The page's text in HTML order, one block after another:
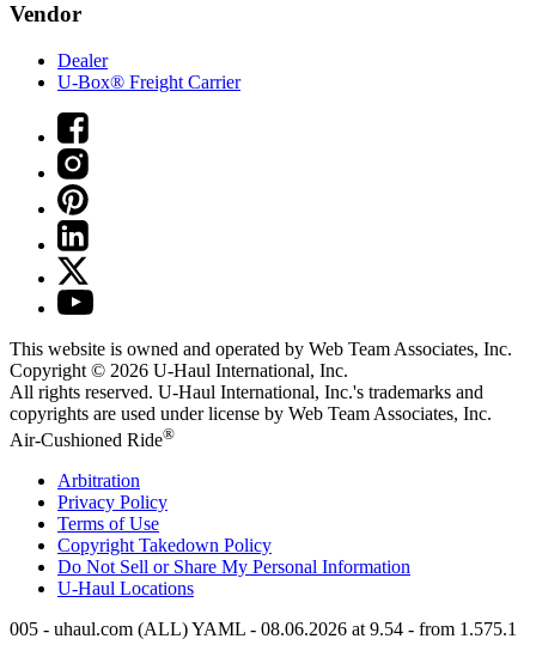
Vendor
Dealer
U-Box® Freight Carrier
This website is owned and operated by Web Team Associates, Inc.
Copyright © 2026 U-Haul International, Inc.
All rights reserved. U-Haul International, Inc.'s trademarks and
copyrights are used under license by Web Team Associates, Inc.
Air-Cushioned Ride®
Arbitration
Privacy Policy
Terms of Use
Copyright Takedown Policy
Do Not Sell or Share My Personal Information
U-Haul Locations
005 - uhaul.com (ALL) YAML - 08.06.2026 at 9.54 - from 1.575.1